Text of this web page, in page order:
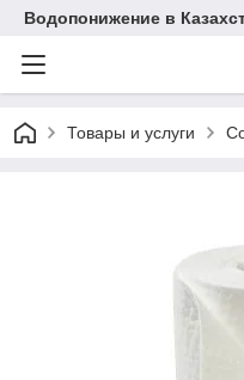
Водопонижение в
Товары и услуги